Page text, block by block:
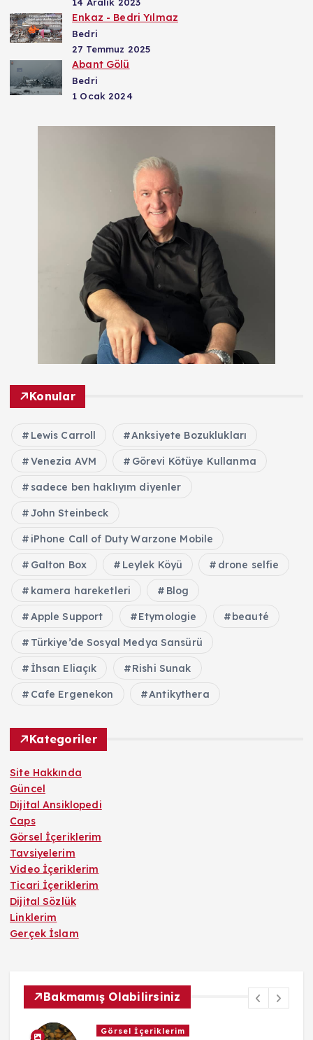
Enkaz - Bedri Yılmaz
Bedri
27 Temmuz 2025
Abant Gölü
Bedri
1 Ocak 2024
Konular
Lewis Carroll Anksiyete Bozuklukları
Venezia AVM Görevi Kötüye Kullanma
sadece ben haklıyım diyenler
John Steinbeck
iPhone Call of Duty Warzone Mobile
Galton Box Leylek Köyü drone selfie
kamera hareketleri Blog
Apple Support Etymologie beauté
Türkiye’de Sosyal Medya Sansürü
İhsan Eliaçık Rishi Sunak
Cafe Ergenekon Antikythera
Kategoriler
Site Hakkında
Güncel
Dijital Ansiklopedi
Caps
Görsel İçeriklerim
Tavsiyelerim
Video İçeriklerim
Ticari İçeriklerim
Dijital Sözlük
Linklerim
Gerçek İslam
Bakmamış Olabilirsiniz
Caps